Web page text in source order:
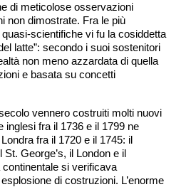
di meticolose osservazioni
non dimostrate. Fra le più
scientifiche vi fu la cosiddetta
latte”: secondo i suoi sostenitori
non meno azzardata di quella
e basata su concetti
vennero costruiti molti nuovi
inglesi fra il 1736 e il 1799 ne
fra il 1720 e il 1745: il
George’s, il London e il
continentale si verificava
di costruzioni. L’enorme